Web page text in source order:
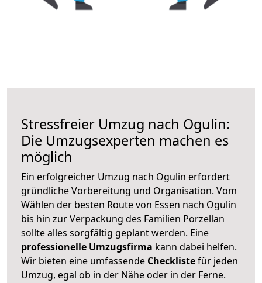
Stressfreier Umzug nach Ogulin:
Die Umzugsexperten machen es
möglich
Ein erfolgreicher Umzug nach Ogulin erfordert
gründliche Vorbereitung und Organisation. Vom
Wählen der besten Route von Essen nach Ogulin
bis hin zur Verpackung des Familien Porzellan
sollte alles sorgfältig geplant werden. Eine
professionelle Umzugsfirma kann dabei helfen.
Wir bieten eine umfassende Checklistefür jeden
Umzug, egal ob in der Nähe oder in der Ferne.